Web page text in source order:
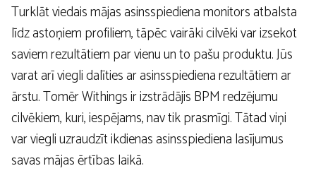
Turklāt viedais mājas asinsspiediena monitors atbalsta
līdz astoņiem profiliem, tāpēc vairāki cilvēki var izsekot
saviem rezultātiem par vienu un to pašu produktu. Jūs
varat arī viegli dalīties ar asinsspiediena rezultātiem ar
ārstu. Tomēr Withings ir izstrādājis BPM redzējumu
cilvēkiem, kuri, iespējams, nav tik prasmīgi. Tātad viņi
var viegli uzraudzīt ikdienas asinsspiediena lasījumus
savas mājas ērtības laikā.